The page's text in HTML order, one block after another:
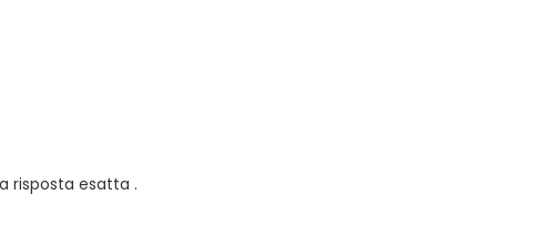
risposta esatta .